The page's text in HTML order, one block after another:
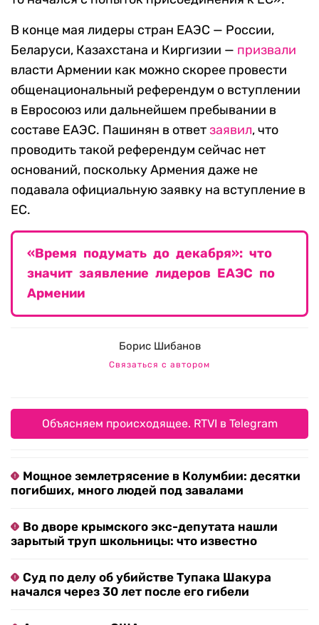
В конце мая лидеры стран ЕАЭС — России,
Беларуси, Казахстана и Киргизии — призвали
власти Армении как можно скорее провести
общенациональный референдум о вступлении
в Евросоюз или дальнейшем пребывании в
составе ЕАЭС. Пашинян в ответзаявил, что
проводить такой референдум сейчас нет
оснований, поскольку Армения даже не
подавала официальную заявку на вступление в
ЕС.
«Время подумать до декабря»: что
значит заявление лидеров ЕАЭС по
Армении
Борис Шибанов
Связаться с автором
Объясняем происходящее. RTVI в Telegram
Мощное землетрясение в Колумбии: десятки
погибших, много людей под завалами
Во дворе крымского экс-депутата нашли
зарытый труп школьницы: что известно
Суд по делу об убийстве Тупака Шакура
начался через 30 лет после его гибели